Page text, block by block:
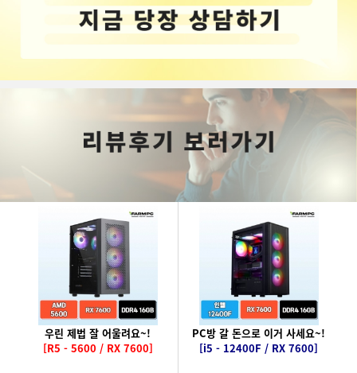
우린 제법 잘 어울려요~!
[R5 - 5600 / RX 7600]
PC방 갈 돈으로 이거 사세요~!
[i5 - 12400F / RX 7600]